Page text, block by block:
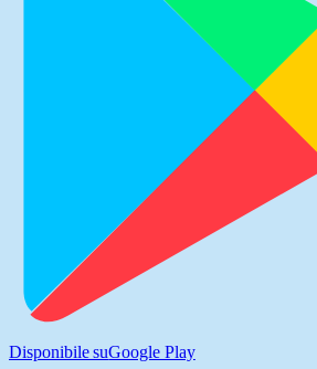
Disponibile suGoogle Play